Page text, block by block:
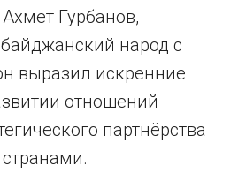
Гурбанов,
народ с
выразил искренние
отношений
партнёрства